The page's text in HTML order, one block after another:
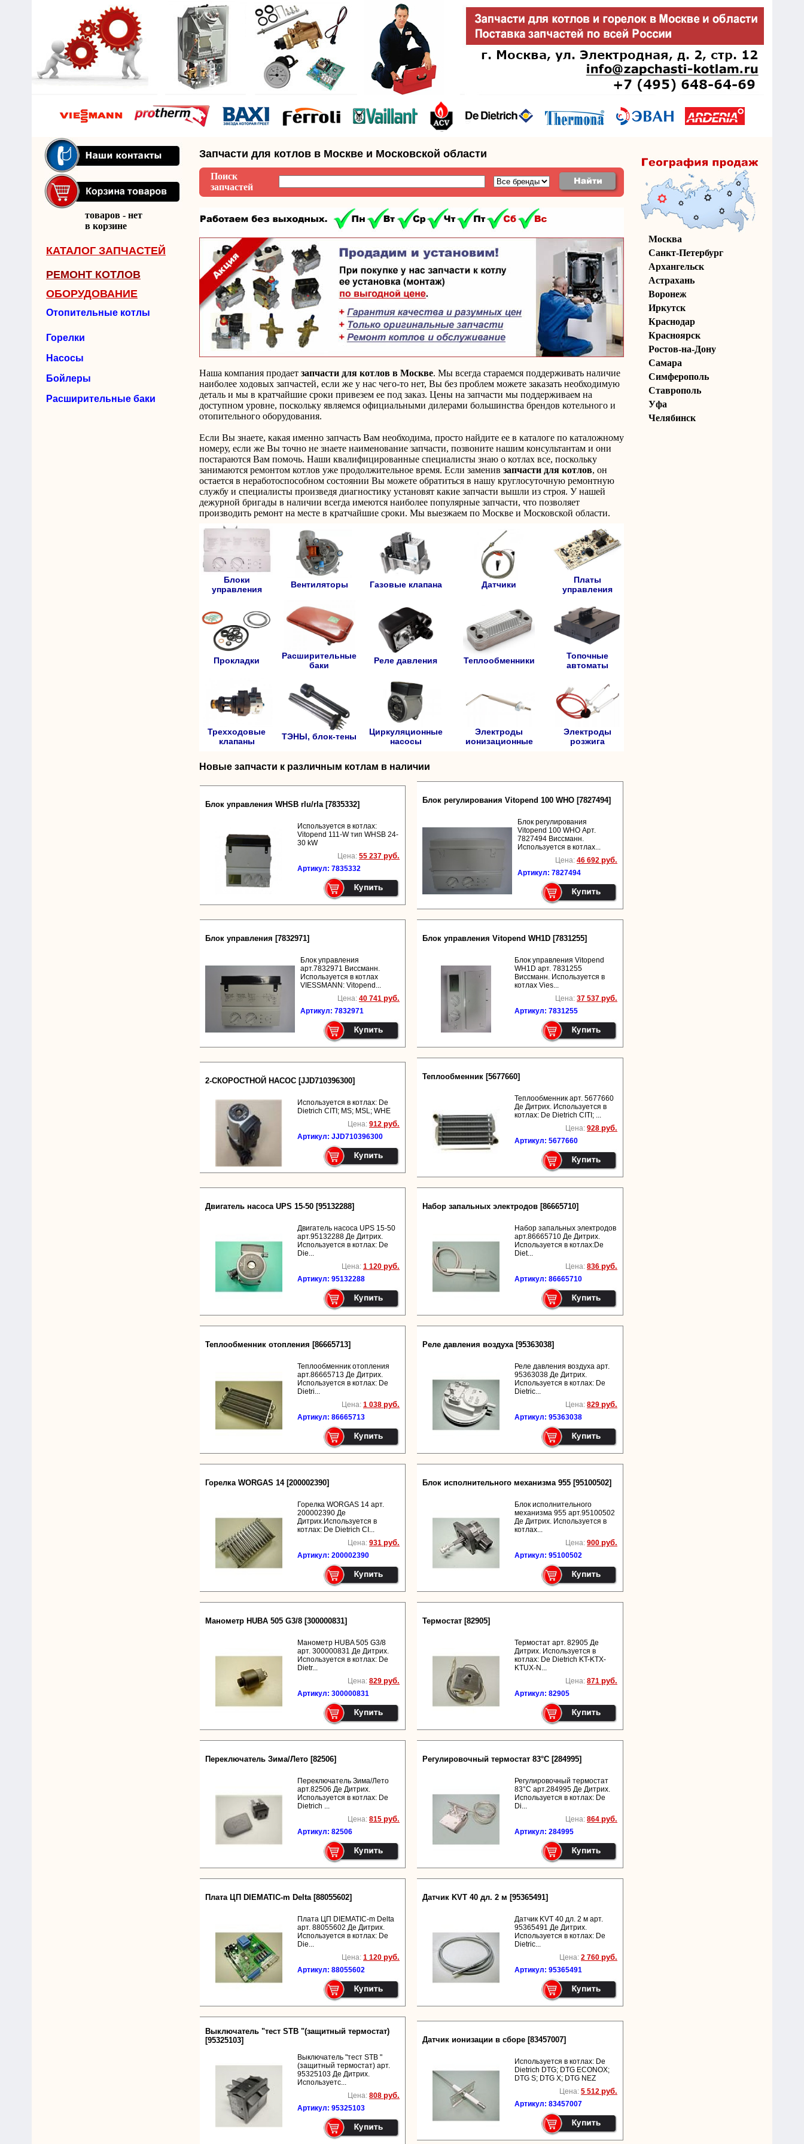
товаров - нет
в корзине
КАТАЛОГ ЗАПЧАСТЕЙ
РЕМОНТ КОТЛОВ
ОБОРУДОВАНИЕ
Отопительные котлы
Горелки
Насосы
Бойлеры
Расширительные баки
Запчасти для котлов в Москве и Московской области
Поиск
запчастей
Наша компания продает запчасти для котлов в Москве. Мы всегда стараемся поддерживать наличие
наиболее ходовых запчастей, если же у нас чего-то нет, Вы без проблем можете заказать необходимую
деталь и мы в кратчайшие сроки привезем ее под заказ. Цены на запчасти мы поддерживаем на
доступном уровне, поскольку являемся официальными дилерами большинства брендов котельного и
отопительного оборудования.
Если Вы знаете, какая именно запчасть Вам необходима, просто найдите ее в каталоге по каталожному
номеру, если же Вы точно не знаете наименование запчасти, позвоните нашим консультантам и они
постараются Вам помочь. Наши квалифицированные специалисты знаю о котлах все, поскольку
занимаются ремонтом котлов уже продолжительное время. Если заменив запчасти для котлов, он
остается в неработоспособном состоянии Вы можете обратиться в нашу круглосуточную ремонтную
службу и специалисты произведя диагностику установят какие запчасти вышли из строя. У нашей
дежурной бригады в наличии всегда имеются наиболее популярные запчасти, что позволяет
производить ремонт на месте в кратчайшие сроки. Мы выезжаем по Москве и Московской области.
Блоки
управления
Вентиляторы Газовые клапана Датчики
Платы
управления
Прокладки
Расширительные
баки
Реле давления Теплообменники
Топочные
автоматы
Трехходовые
клапаны
ТЭНЫ, блок-тены
Циркуляционные
насосы
Электроды
ионизационные
Электроды
розжига
Новые запчасти к различным котлам в наличии
Блок управления WHSB rlu/rla [7835332]
Используется в котлах:
Vitopend 111-W тип WHSB 24-
30 kW
Цена: 55 237 руб.
Артикул: 7835332
Блок регулирования Vitopend 100 WHO [7827494]
Блок регулирования
Vitopend 100 WHO Арт.
7827494 Виссманн.
Используется в котлах...
Цена: 46 692 руб.
Артикул: 7827494
Блок управления [7832971]
Блок управления
арт.7832971 Виссманн.
Используется в котлах
VIESSMANN: Vitopend...
Цена: 40 741 руб.
Артикул: 7832971
Блок управления Vitopend WH1D [7831255]
Блок управления Vitopend
WH1D арт. 7831255
Виссманн. Используется в
котлах Vies...
Цена: 37 537 руб.
Артикул: 7831255
2-СКОРОСТНОЙ НАСОС [JJD710396300]
Используется в котлах: De
Dietrich CITI; MS; MSL; WHE
Цена: 912 руб.
Артикул: JJD710396300
Теплообменник [5677660]
Теплообменник арт. 5677660
Де Дитрих. Используется в
котлах: De Dietrich CITI; ...
Цена: 928 руб.
Артикул: 5677660
Двигатель насоса UPS 15-50 [95132288]
Двигатель насоса UPS 15-50
арт.95132288 Де Дитрих.
Используется в котлах: De
Die...
Цена: 1 120 руб.
Артикул: 95132288
Набор запальных электродов [86665710]
Набор запальных электродов
арт.86665710 Де Дитрих.
Используется в котлах:De
Diet...
Цена: 836 руб.
Артикул: 86665710
Теплообменник отопления [86665713]
Теплообменник отопления
арт.86665713 Де Дитрих.
Используется в котлах: De
Dietri...
Цена: 1 038 руб.
Артикул: 86665713
Реле давления воздуха [95363038]
Реле давления воздуха арт.
95363038 Де Дитрих.
Используется в котлах: De
Dietric...
Цена: 829 руб.
Артикул: 95363038
Горелка WORGAS 14 [200002390]
Горелка WORGAS 14 арт.
200002390 Де
Дитрих.Используется в
котлах: De Dietrich CI...
Цена: 931 руб.
Артикул: 200002390
Блок исполнительного механизма 955 [95100502]
Блок исполнительного
механизма 955 арт.95100502
Де Дитрих. Используется в
котлах...
Цена: 900 руб.
Артикул: 95100502
Манометр HUBA 505 G3/8 [300000831]
Манометр HUBA 505 G3/8
арт. 300000831 Де Дитрих.
Используется в котлах: De
Dietr...
Цена: 829 руб.
Артикул: 300000831
Термостат [82905]
Термостат арт. 82905 Де
Дитрих. Используется в
котлах: De Dietrich KT-KTX-
KTUX-N...
Цена: 871 руб.
Артикул: 82905
Переключатель Зима/Лето [82506]
Переключатель Зима/Лето
арт.82506 Де Дитрих.
Используется в котлах: De
Dietrich ...
Цена: 815 руб.
Артикул: 82506
Регулировочный термостат 83°C [284995]
Регулировочный термостат
83°C арт.284995 Де Дитрих.
Используется в котлах: De
Di...
Цена: 864 руб.
Артикул: 284995
Плата ЦП DIEMATIC-m Delta [88055602]
Плата ЦП DIEMATIC-m Delta
арт. 88055602 Де Дитрих.
Используется в котлах: De
Die...
Цена: 1 120 руб.
Артикул: 88055602
Датчик KVT 40 дл. 2 м [95365491]
Датчик KVT 40 дл. 2 м арт.
95365491 Де Дитрих.
Используется в котлах: De
Dietric...
Цена: 2 760 руб.
Артикул: 95365491
Выключатель "тест STB "(защитный термостат)
[95325103]
Выключатель "тест STB "
(защитный термостат) арт.
95325103 Де Дитрих.
Используетс...
Цена: 808 руб.
Артикул: 95325103
Датчик ионизации в сборе [83457007]
Используется в котлах: De
Dietrich DTG; DTG ECONOX;
DTG S; DTG X; DTG NEZ
Цена: 5 512 руб.
Артикул: 83457007
Москва
Санкт-Петербург
Архангельск
Астрахань
Воронеж
Иркутск
Краснодар
Красноярск
Ростов-на-Дону
Самара
Симферополь
Ставрополь
Уфа
Челябинск